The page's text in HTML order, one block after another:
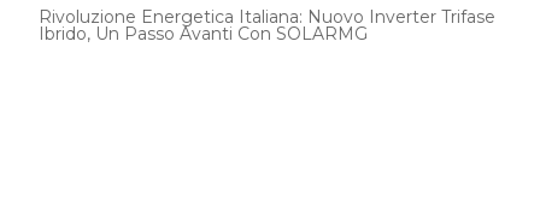
Rivoluzione Energetica Italiana: Nuovo Inverter Trifase
Ibrido, Un Passo Avanti Con SOLARMG